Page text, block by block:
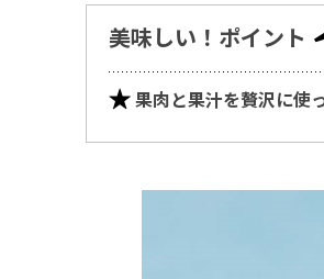
美味しい！ポイント
果肉と果汁を贅沢に使